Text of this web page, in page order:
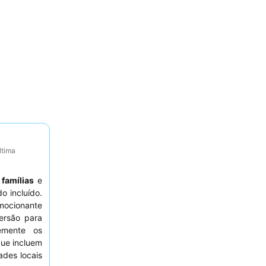
famílias e
incluído.
para
os
incluem
locais